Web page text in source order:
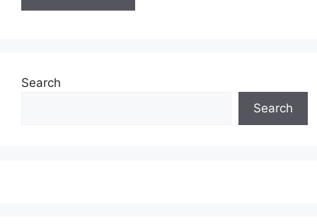
Search
Search